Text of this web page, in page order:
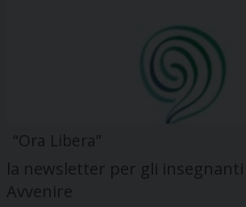
“Ora Libera”
la newsletter per gli
Avvenire